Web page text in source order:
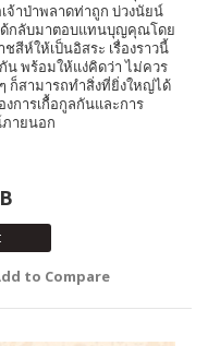
จ้าป่าพลาดท่าถูก บ่วงนัยน์
ด้กลับมาตอบแทนบุญคุณโดย
สีห์ให้เป็นอิสระ เรื่องราวนี้
น พร้อมให้แง่คิดว่า ไม่ควร
ก็สามารถทำสิ่งที่ยิ่งใหญ่ได้
การเกื้อกูลกันและการ
ายนอก
to Compare